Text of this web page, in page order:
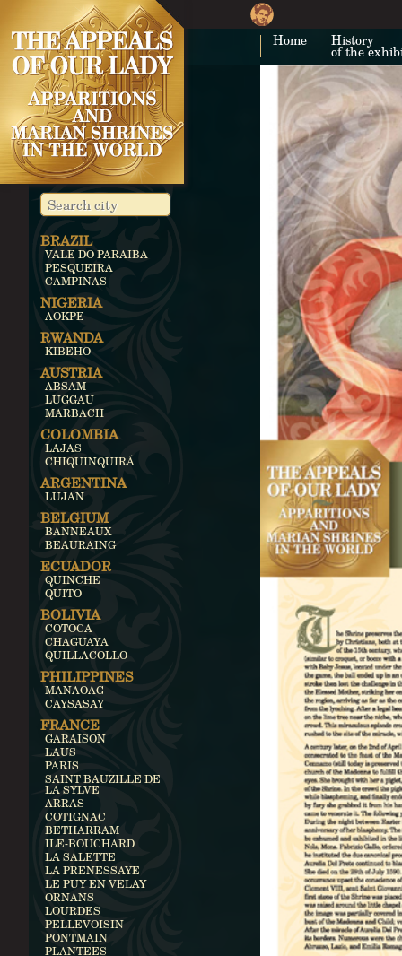
Home History
of the
BRAZIL
VALE DO PARAIBA
PESQUEIRA
CAMPINAS
NIGERIA
AOKPE
RWANDA
KIBEHO
AUSTRIA
ABSAM
LUGGAU
MARBACH
COLOMBIA
LAJAS
CHIQUINQUIRÁ
ARGENTINA
LUJAN
BELGIUM
BANNEAUX
BEAURAING
ECUADOR
QUINCHE
QUITO
BOLIVIA
COTOCA
CHAGUAYA
QUILLACOLLO
PHILIPPINES
MANAOAG
CAYSASAY
FRANCE
GARAISON
LAUS
PARIS
SAINT BAUZILLE DE
LA SYLVE
ARRAS
COTIGNAC
BETHARRAM
ILE-BOUCHARD
LA SALETTE
LA PRENESSAYE
LE PUY EN VELAY
ORNANS
LOURDES
PELLEVOISIN
PONTMAIN
PLANTEES